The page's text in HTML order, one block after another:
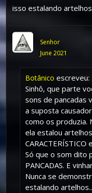
isso estalando
Senhor
June 2021
Botânico escreveu:
Sinhô, que parte
sons de pancadas
a suposta
como os produzia.
ela estalou
Só que o som dito
PANCADAS. E
Nunca se
estalando